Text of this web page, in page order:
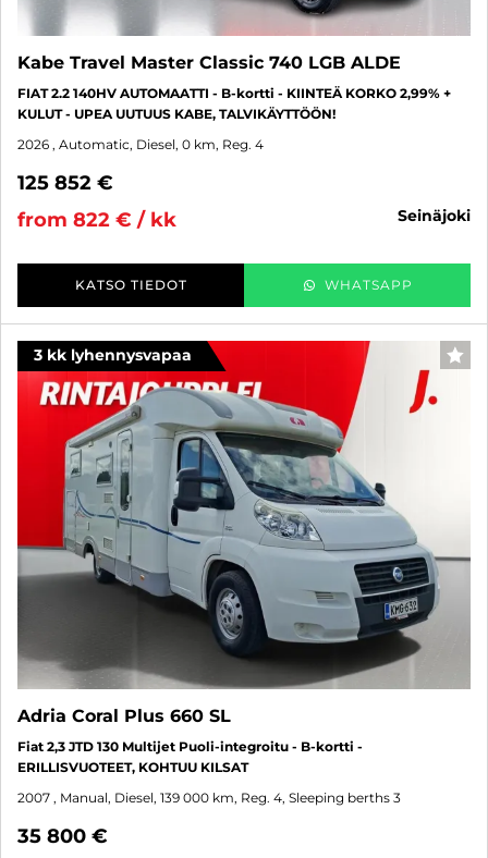
Kabe Travel Master Classic 740 LGB ALDE
FIAT 2.2 140HV AUTOMAATTI - B-kortti - KIINTEÄ KORKO 2,99% +
KULUT - UPEA UUTUUS KABE, TALVIKÄYTTÖÖN!
2026 , Automatic, Diesel, 0 km, Reg. 4
125 852 €
from 822 € / kk
seinäjoki
KATSO TIEDOT WHATSAPP
3 kk lyhennysvapaa
Adria Coral Plus 660 SL
Fiat 2,3 JTD 130 Multijet Puoli-integroitu - B-kortti -
ERILLISVUOTEET, KOHTUU KILSAT
2007 , Manual, Diesel, 139 000 km, Reg. 4, Sleeping berths 3
35 800 €